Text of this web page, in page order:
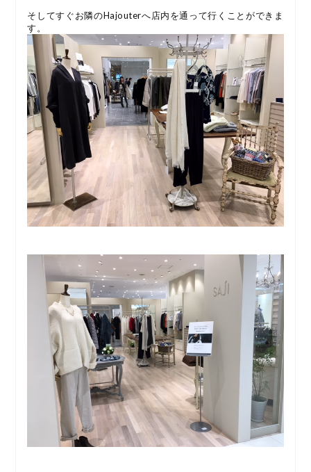
そしてすぐお隣のHajouterへ店内を通って行くことができま
す。